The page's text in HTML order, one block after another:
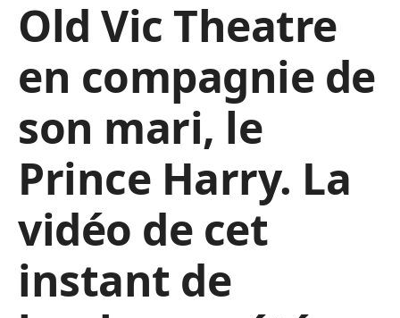
Old Vic Theatre
en compagnie de
son mari, le
Prince Harry. La
vidéo de cet
instant de